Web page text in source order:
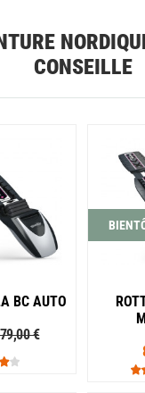
CONSEILLE
BC AUTO
79,00 €